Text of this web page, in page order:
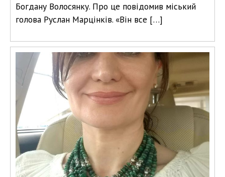
Богдану Волосянку. Про це повідомив міський
голова Руслан Марцінків. «Він все […]